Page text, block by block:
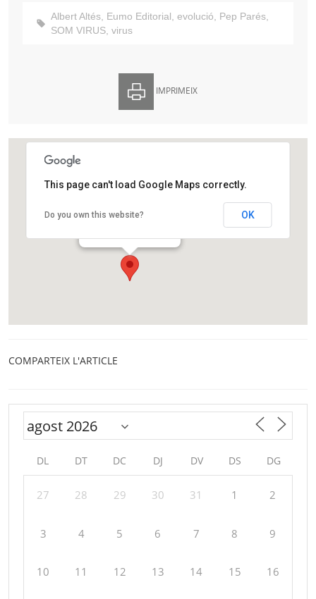
Albert Altés, Eumo Editorial, evolució, Pep Parés,
SOM VIRUS, virus
IMPRIMEIX
Casa del Llibre
Rambla de Catalunya, 37
This page can't load Google Maps correctly.
Do you own this website? OK
COMPARTEIX L'ARTICLE
DL DT DC DJ DV DS DG
27 28 29 30 31 1 2
3 4 5 6 7 8 9
10 11 12 13 14 15 16